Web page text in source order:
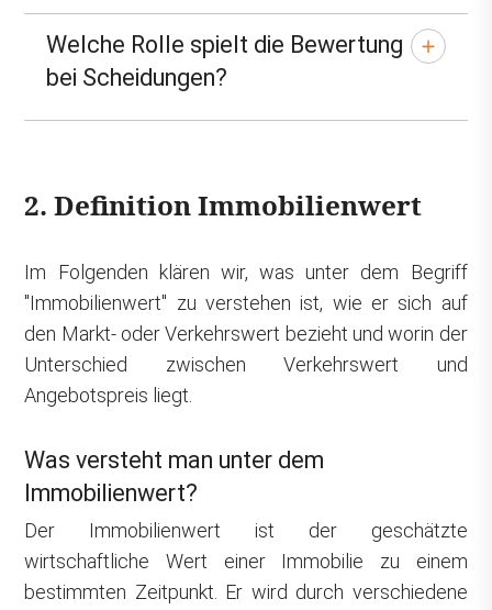
Welche Rolle spielt die Bewertung
bei Scheidungen?
2. Definition Immobilienwert
Im Folgenden klären wir, was unter dem Begriff
"Immobilienwert" zu verstehen ist, wie er sich auf
den Markt- oder Verkehrswert bezieht und worin der
Unterschied zwischen Verkehrswert und
Angebotspreis liegt.
Was versteht man unter dem
Immobilienwert?
Der Immobilienwert ist der geschätzte
wirtschaftliche Wert einer Immobilie zu einem
bestimmten Zeitpunkt. Er wird durch verschiedene